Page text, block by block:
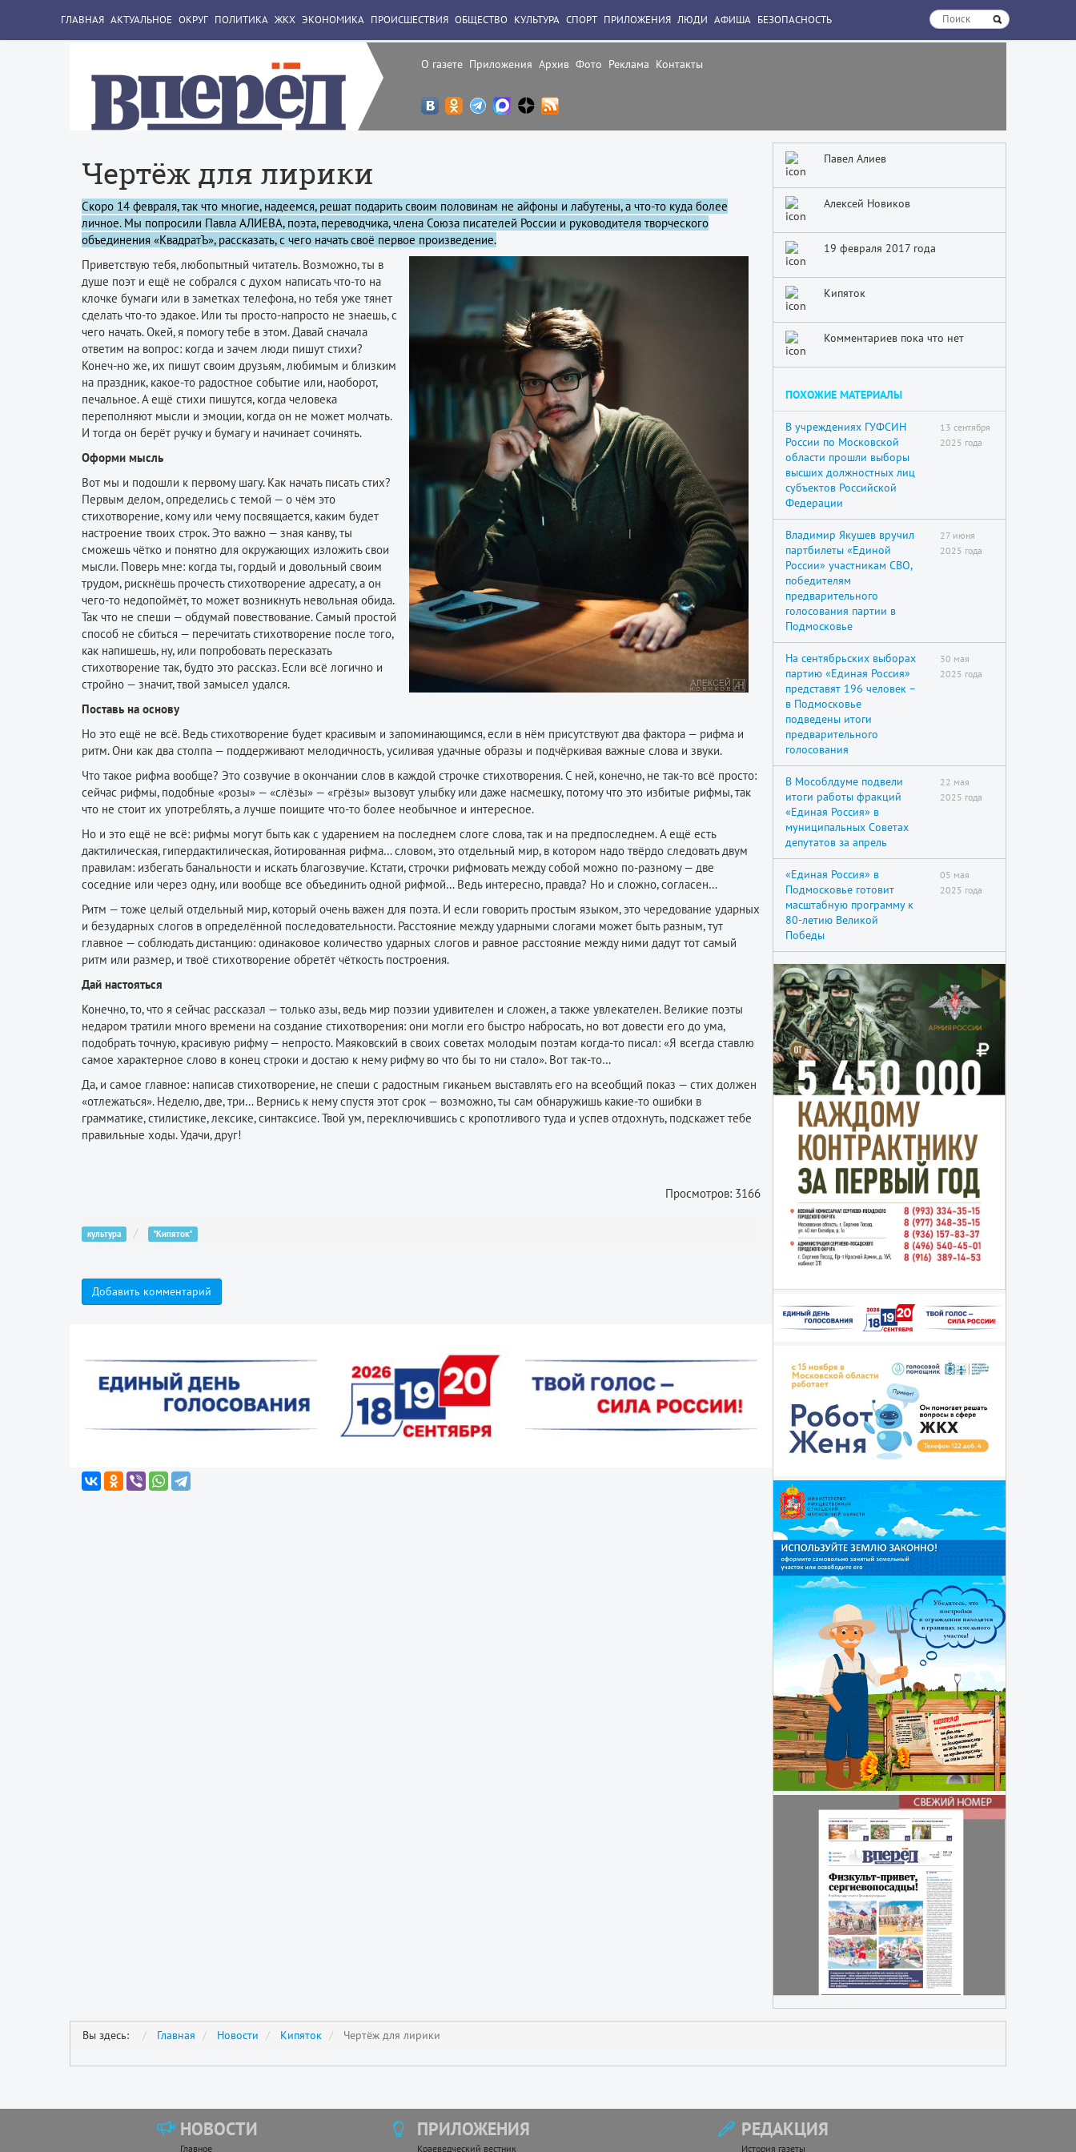
О газете Приложения Архив Фото Реклама Контакты
ГЛАВНАЯ АКТУАЛЬНОЕ ОКРУГ ПОЛИТИКА ЖКХ ЭКОНОМИКА ПРОИСШЕСТВИЯ ОБЩЕСТВО КУЛЬТУРА СПОРТ ПРИЛОЖЕНИЯ ЛЮДИ АФИША БЕЗОПАСНОСТЬ
Чертёж для лирики
Скоро 14 февраля, так что многие, надеемся, решат подарить своим половинам не айфоны и лабутены, а что-то куда более
личное. Мы попросили Павла АЛИЕВА, поэта, переводчика, члена Союза писателей России и руководителя творческого
объединения «КвадратЪ», рассказать, с чего начать своё первое произведение.
Приветствую тебя, любопытный читатель. Возможно, ты в
душе поэт и ещё не собрался с духом написать что-то на
клочке бумаги или в заметках телефона, но тебя уже тянет
сделать что-то эдакое. Или ты просто-напросто не знаешь, с
чего начать. Окей, я помогу тебе в этом. Давай сначала
ответим на вопрос: когда и зачем люди пишут стихи?
Конеч-но же, их пишут своим друзьям, любимым и близким
на праздник, какое-то радостное событие или, наоборот,
печальное. А ещё стихи пишутся, когда человека
переполняют мысли и эмоции, когда он не может молчать.
И тогда он берёт ручку и бумагу и начинает сочинять.
Оформи мысль
Вот мы и подошли к первому шагу. Как начать писать стих?
Первым делом, определись с темой — о чём это
стихотворение, кому или чему посвящается, каким будет
настроение твоих строк. Это важно — зная канву, ты
сможешь чётко и понятно для окружающих изложить свои
мысли. Поверь мне: когда ты, гордый и довольный своим
трудом, рискнёшь прочесть стихотворение адресату, а он
чего-то недопоймёт, то может возникнуть невольная обида.
Так что не спеши — обдумай повествование. Самый простой
способ не сбиться — перечитать стихотворение после того,
как напишешь, ну, или попробовать пересказать
стихотворение так, будто это рассказ. Если всё логично и
стройно — значит, твой замысел удался.
Поставь на основу
Но это ещё не всё. Ведь стихотворение будет красивым и запоминающимся, если в нём присутствуют два фактора — рифма и
ритм. Они как два столпа — поддерживают мелодичность, усиливая удачные образы и подчёркивая важные слова и звуки.
Что такое рифма вообще? Это созвучие в окончании слов в каждой строчке стихотворения. C ней, конечно, не так-то всё просто:
сейчас рифмы, подобные «розы» — «слёзы» — «грёзы» вызовут улыбку или даже насмешку, потому что это избитые рифмы, так
что не стоит их употреблять, а лучше поищите что-то более необычное и интересное.
Но и это ещё не всё: рифмы могут быть как с ударением на последнем слоге слова, так и на предпоследнем. А ещё есть
дактилическая, гипердактилическая, йотированная рифма… словом, это отдельный мир, в котором надо твёрдо следовать двум
правилам: избегать банальности и искать благозвучие. Кстати, строчки рифмовать между собой можно по-разному — две
соседние или через одну, или вообще все объединить одной рифмой… Ведь интересно, правда? Но и сложно, согласен…
Ритм — тоже целый отдельный мир, который очень важен для поэта. И если говорить простым языком, это чередование ударных
и безударных слогов в определённой последовательности. Расстояние между ударными слогами может быть разным, тут
главное — соблюдать дистанцию: одинаковое количество ударных слогов и равное расстояние между ними дадут тот самый
ритм или размер, и твоё стихотворение обретёт чёткость построения.
Дай настояться
Конечно, то, что я сейчас рассказал — только азы, ведь мир поэзии удивителен и сложен, а также увлекателен. Великие поэты
недаром тратили много времени на создание стихотворения: они могли его быстро набросать, но вот довести его до ума,
подобрать точную, красивую рифму — непросто. Маяковский в своих советах молодым поэтам когда-то писал: «Я всегда ставлю
самое характерное слово в конец строки и достаю к нему рифму во что бы то ни стало». Вот так-то…
Да, и самое главное: написав стихотворение, не спеши с радостным гиканьем выставлять его на всеобщий показ — стих должен
«отлежаться». Неделю, две, три… Вернись к нему спустя этот срок — возможно, ты сам обнаружишь какие-то ошибки в
грамматике, стилистике, лексике, синтаксисе. Твой ум, переключившись с кропотливого туда и успев отдохнуть, подскажет тебе
правильные ходы. Удачи, друг!
Просмотров: 3166
культура "Кипяток"
Добавить комментарий
Павел Алиев
Алексей Новиков
19 февраля 2017 года
Кипяток
Комментариев пока что нет
ПОХОЖИЕ МАТЕРИАЛЫ
В учреждениях ГУФСИН
России по Московской
области прошли выборы
высших должностных лиц
субъектов Российской
Федерации
13 сентября
2025 года
Владимир Якушев вручил
партбилеты «Единой
России» участникам СВО,
победителям
предварительного
голосования партии в
Подмосковье
27 июня
2025 года
На сентябрьских выборах
партию «Единая Россия»
представят 196 человек –
в Подмосковье
подведены итоги
предварительного
голосования
30 мая
2025 года
В Мособлдуме подвели
итоги работы фракций
«Единая Россия» в
муниципальных Советах
депутатов за апрель
22 мая
2025 года
«Единая Россия» в
Подмосковье готовит
масштабную программу к
80-летию Великой
Победы
05 мая
2025 года
Вы здесь: Главная Новости Кипяток Чертёж для лирики
НОВОСТИ
Главное
ПРИЛОЖЕНИЯ
Краеведческий вестник
РЕДАКЦИЯ
История газеты